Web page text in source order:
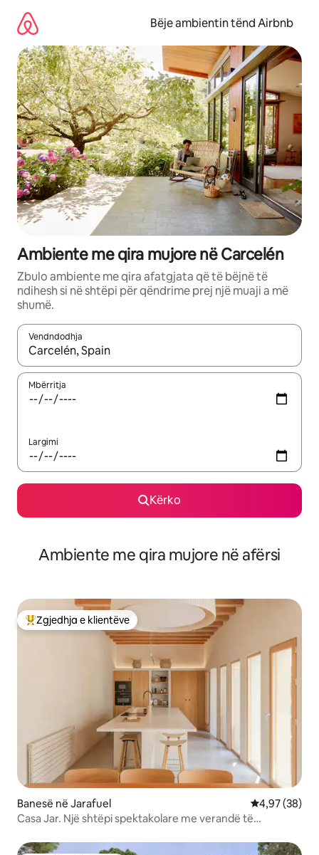
përmbajtja
Bëje ambientin tënd Airbnb
Ambiente me qira mujore në Carcelén
Zbulo ambiente me qira afatgjata që të bëjnë të
ndihesh si në shtëpi për qëndrime prej një muaji a më
shumë.
Vendndodhja
Kur rezultatet të jenë të disponueshme, lëviz me butonat e
Mbërritja
Largimi
Kërko
Ambiente me qira mujore në afërsi
Më të mirat e zgjedhjeve të klientëve
Zgjedhja e klientëve
Banesë në Jarafuel Vlerësimi
4,97 (38)
Casa Jar. Një shtëpi spektakolare me verandë të